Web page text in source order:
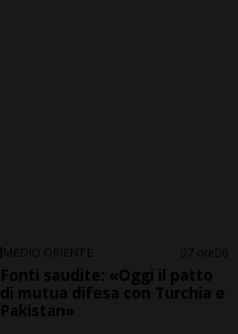
MEDIO ORIENTE 7 ore 6
Fonti saudite: «Oggi il patto
di mutua difesa con Turchia e
Pakistan»